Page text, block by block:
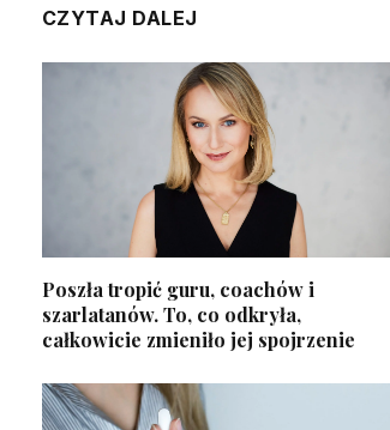
CZYTAJ DALEJ
Poszła tropić guru, coachów i
szarlatanów. To, co odkryła,
całkowicie zmieniło jej spojrzenie